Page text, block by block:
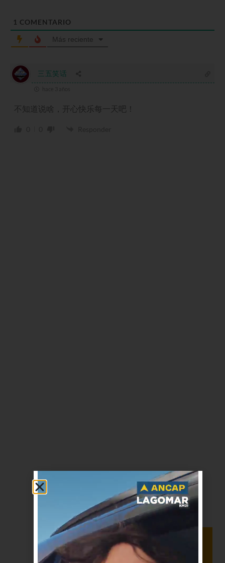
1 COMENTARIO
Más reciente
三五笑话
不知道说啥，开心快乐每一天吧！